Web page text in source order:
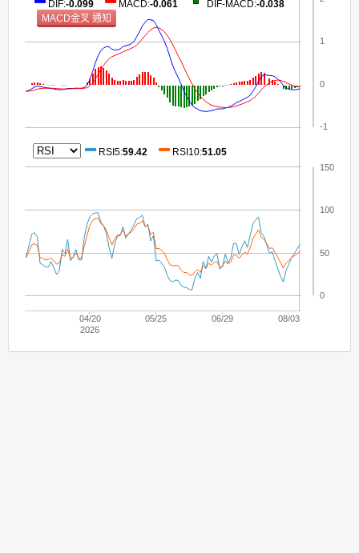
04/20
2026
05/25 06/29 08/03
-1
0
1
0
50
100
150
DIF:-0.099 MACD:-0.061 DIF-MACD:-0.038
RSI5:59.42 RSI10:51.05